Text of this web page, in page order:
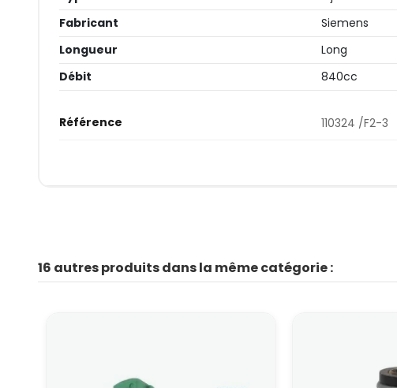
Fabricant
Siemens
Longueur
Long
Débit
840cc
Référence 110324 /F2-3
16 autres produits dans la même catégorie :